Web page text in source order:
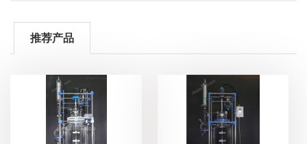
推荐产品